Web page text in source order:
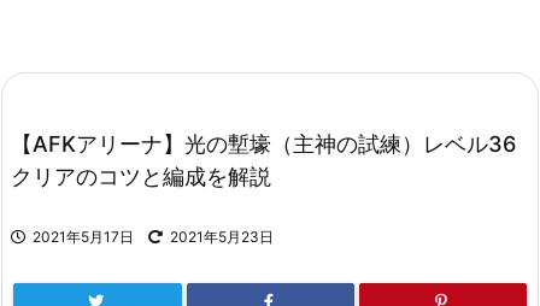
【AFKアリーナ】光の塹壕（主神の試練）レベル36
クリアのコツと編成を解説
2021年5月17日 2021年5月23日